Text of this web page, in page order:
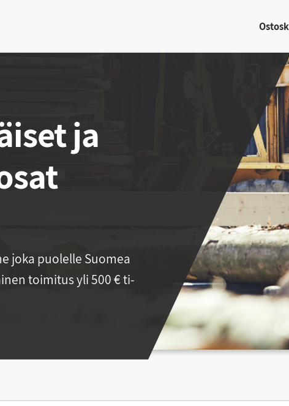
ja
jo­ka puo­lel­le Suo­mea
toi­mi­tus yli 500 € ti­